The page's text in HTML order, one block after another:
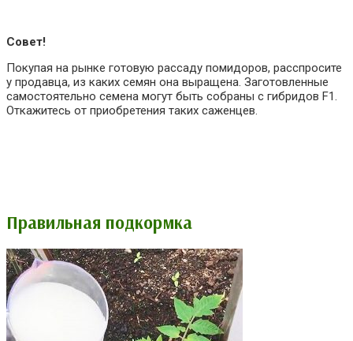
Совет!
Покупая на рынке готовую рассаду помидоров, расспросите
у продавца, из каких семян она выращена. Заготовленные
самостоятельно семена могут быть собраны с гибридов F1.
Откажитесь от приобретения таких саженцев.
Правильная подкормка